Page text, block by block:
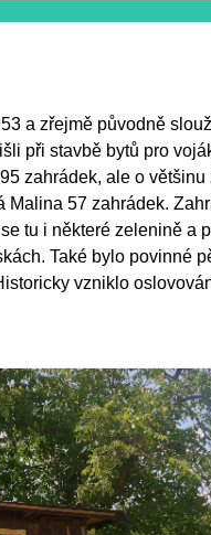
a zřejmě původně
při stavbě bytů pro
zahrádek, ale o většinu
Malina 57 zahrádek.
tu i některé zelenině a
Také bylo povinné
vzniklo